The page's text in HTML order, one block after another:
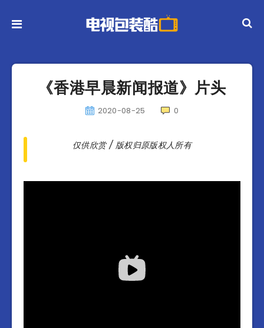
《香港早晨新闻报道》片头
2020-08-25 0
仅供欣赏 / 版权归原版权人所有